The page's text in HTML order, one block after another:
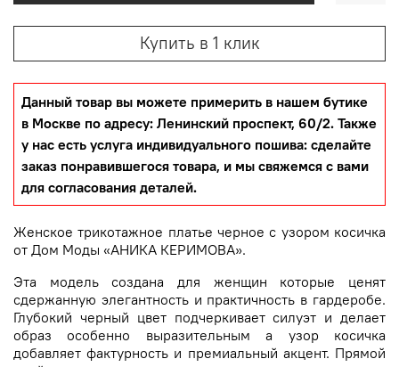
Купить в 1 клик
Данный товар вы можете примерить в нашем бутике
в Москве по адресу: Ленинский проспект, 60/2. Также
у нас есть услуга индивидуального пошива: сделайте
заказ понравившегося товара, и мы свяжемся с вами
для согласования деталей.
Женское трикотажное платье черное с узором косичка
от Дом Моды «АНИКА КЕРИМОВА».
Эта модель создана для женщин которые ценят
сдержанную элегантность и практичность в гардеробе.
Глубокий черный цвет подчеркивает силуэт и делает
образ особенно выразительным а узор косичка
добавляет фактурность и премиальный акцент. Прямой